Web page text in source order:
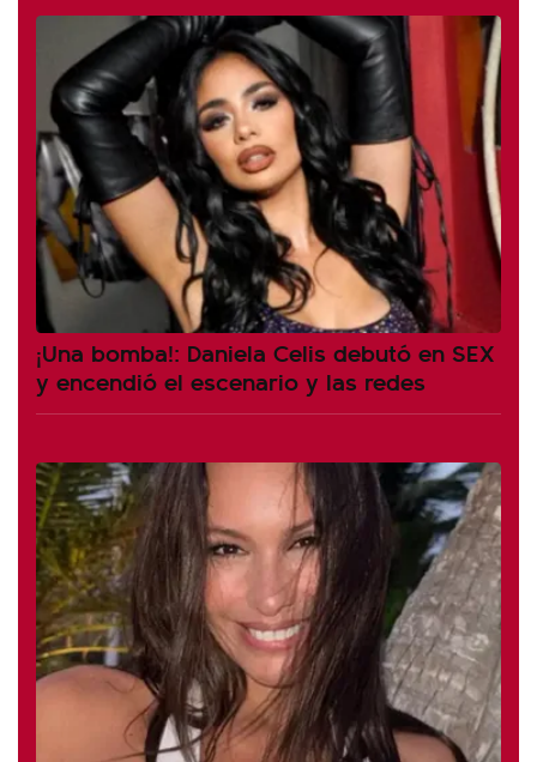
¡Una bomba!: Daniela Celis debutó en SEX
y encendió el escenario y las redes